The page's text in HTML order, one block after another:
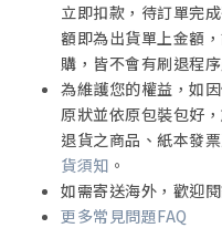
立即扣款，待訂單完
額即為出貨單上金額
購，皆不會有刷退程序
為維護您的權益，如
原狀並依原包裝包好
退貨之商品、紙本發
貨須知 。
如需寄送海外，歡迎
更多常見問題FAQ